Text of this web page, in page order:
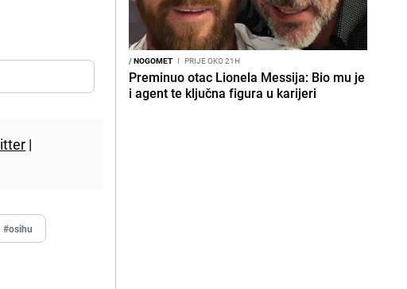
|
#osihu
/NOGOMET I PRIJE OKO 21H
Preminuo otac Lionela Messija: Bio mu je
i agent te ključna figura u karijeri